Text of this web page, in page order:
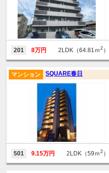
201 8万円 2LDK（64.81ｍ2 ）
SQUARE春日
マンション
501 9.15万円 2LDK（59ｍ2 ）